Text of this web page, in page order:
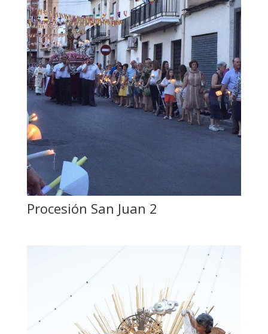
Procesión San Juan 2